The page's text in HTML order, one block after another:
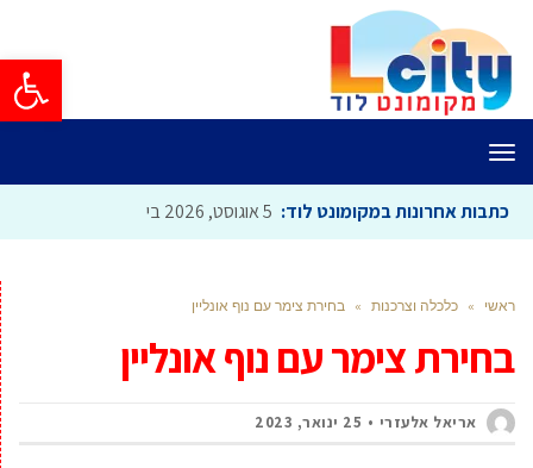
פתח
תפריט
כתבות אחרונות במקומונט לוד: 5 אוגוסט, 2026 בית הכנס
ראשי » כלכלה וצרכנות » בחירת צימר עם נוף אונליין
בחירת צימר עם נוף אונליין
אריאל אלעזרי 25 ינואר, 2023